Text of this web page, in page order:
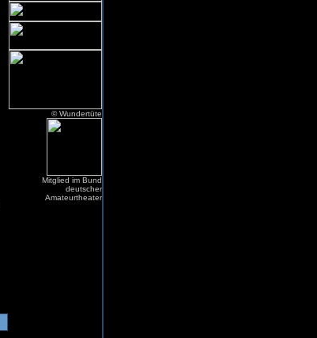
© Wundertüte
Mitglied im Bund
deutscher
Amateurtheater